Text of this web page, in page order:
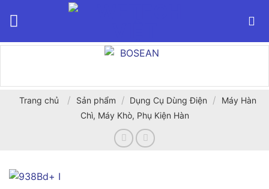
Trang chủ / Sản phẩm / Dụng Cụ Dùng Điện /
Máy Hàn
Chì, Máy Khò, Phụ Kiện Hàn